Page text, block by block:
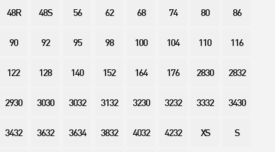
48R 48S 56 62 68 74 80 86
90 92 95 98 100 104 110 116
122 128 140 152 164 176 2830 2832
2930 3030 3032 3132 3230 3232 3332 3430
3432 3632 3634 3832 4032 4232 XS S